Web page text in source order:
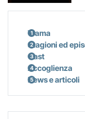
Trama
Stagioni ed
Cast
Accoglienza
News e articoli